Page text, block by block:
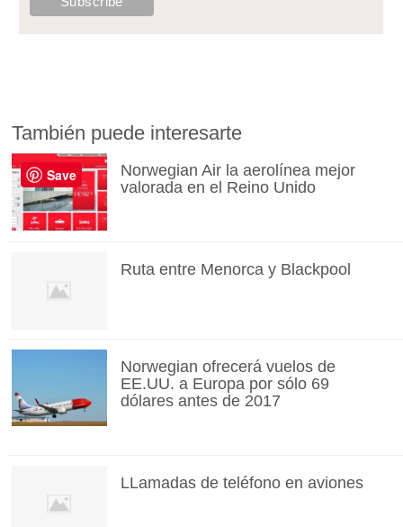
También puede interesarte
Norwegian Air la aerolínea mejor
valorada en el Reino Unido
Ruta entre Menorca y Blackpool
Norwegian ofrecerá vuelos de
EE.UU. a Europa por sólo 69
dólares antes de 2017
LLamadas de teléfono en aviones
Save